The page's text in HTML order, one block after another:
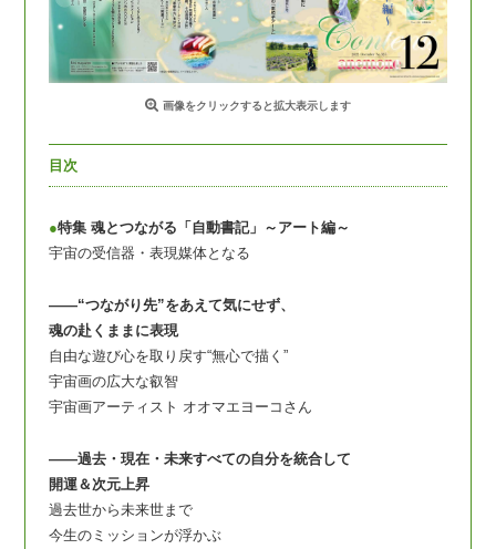
画像をクリックすると拡大表示します
目次
●特集 魂とつながる「自動書記」～アート編～
宇宙の受信器・表現媒体となる
――“つながり先”をあえて気にせず、
魂の赴くままに表現
自由な遊び心を取り戻す“無心で描く”
宇宙画の広大な叡智
宇宙画アーティスト オオマエヨーコさん
――過去・現在・未来すべての自分を統合して
開運＆次元上昇
過去世から未来世まで
今生のミッションが浮かぶ